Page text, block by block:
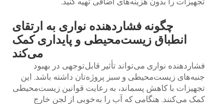
چگونه فشاردهنده نواری به ارتقای
انطباق زیست‌محیطی و پایداری کمک
می‌کند
فشاردهنده نواری می‌تواند تأثیر قابل‌توجهی در بهبود
جنبه‌های زیست‌محیطی و سبز پروژه‌تان داشته باشد. این
تجهیزات با کاهش پسماند، به رعایت قوانین زیست‌محیطی
کمک می‌کنند. هنگامی که آب را به‌خوبی از لجن خارج